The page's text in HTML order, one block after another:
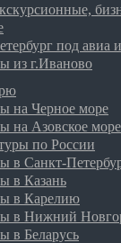
под авиа
из г.Иваново
на Черное море
на Азовское море
по России
в Санкт-
в Казань
в Карелию
в Нижний
в Беларусь